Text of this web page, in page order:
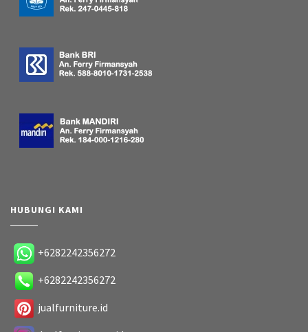
HUBUNGI KAMI
+6282242356272
+6282242356272
jualfurniture.id